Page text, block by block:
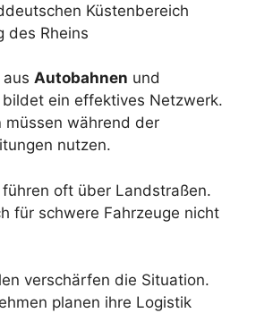
Küstenbereich
des Rheins
Autobahnen und
bildet ein effektives Netzwerk.
müssen während der
nutzen.
oft über Landstraßen.
für schwere Fahrzeuge nicht
verschärfen die Situation.
planen ihre Logistik